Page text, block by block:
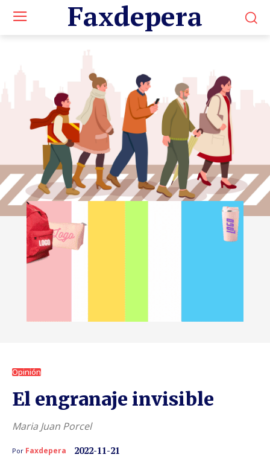
Faxdepera
Opinión
El engranaje invisible
Maria Juan Porcel
Por Faxdepera 2022-11-21